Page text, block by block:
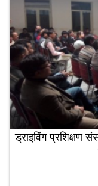
ड्राइविंग प्रशिक्षण